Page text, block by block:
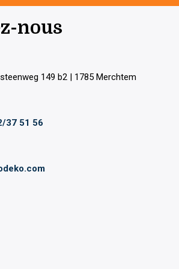
nous
149 b2 | 1785 Merchtem
37 51 56